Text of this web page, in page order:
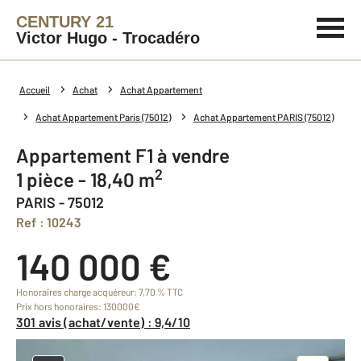
CENTURY 21
Victor Hugo - Trocadéro
Accueil Achat Achat Appartement
Achat Appartement Paris (75012) Achat Appartement PARIS (75012)
Appartement F1 à vendre
1 pièce - 18,40 m2
PARIS - 75012
Ref : 10243
140 000 €
Honoraires charge acquéreur: 7,70 % TTC
Prix hors honoraires: 130000€
301 avis (achat/vente) : 9,4/10